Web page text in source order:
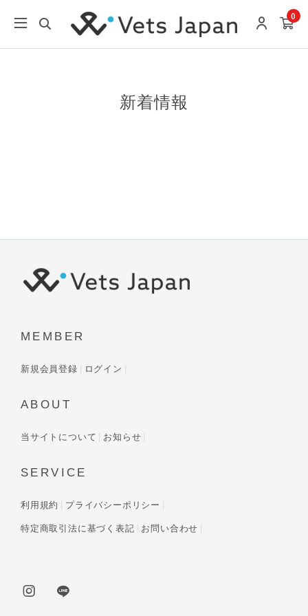
0
新着情報
MEMBER
新規会員登録 ログイン
ABOUT
当サイトについて お知らせ
SERVICE
利用規約 プライバシーポリシー
特定商取引法に基づく表記 お問い合わせ